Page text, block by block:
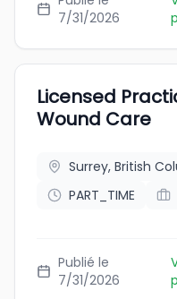
7/31/2026
Licensed
Wound Care
Surrey, British
PART_TIME
Publié le
7/31/2026